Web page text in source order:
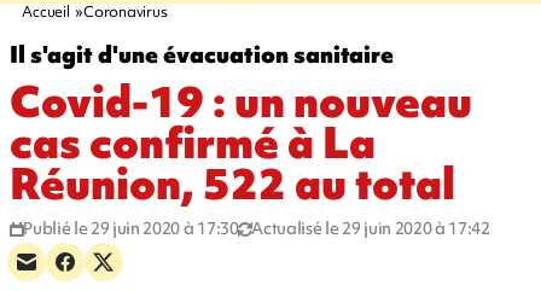
Accueil Coronavirus
Il s'agit d'une évacuation sanitaire
Covid-19 : un nouveau
cas confirmé à La
Réunion, 522 au total
Publié le 29 juin 2020 à 17:30 Actualisé le 29 juin 2020 à 17:42